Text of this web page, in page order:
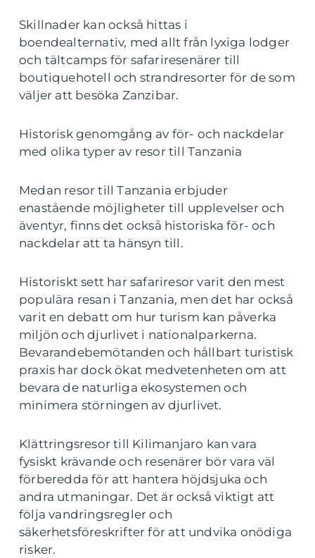
Skillnader kan också hittas i
boendealternativ, med allt från lyxiga lodger
och tältcamps för safariresenärer till
boutiquehotell och strandresorter för de som
väljer att besöka Zanzibar.
Historisk genomgång av för- och nackdelar
med olika typer av resor till Tanzania
Medan resor till Tanzania erbjuder
enastående möjligheter till upplevelser och
äventyr, finns det också historiska för- och
nackdelar att ta hänsyn till.
Historiskt sett har safariresor varit den mest
populära resan i Tanzania, men det har också
varit en debatt om hur turism kan påverka
miljön och djurlivet i nationalparkerna.
Bevarandebemötanden och hållbart turistisk
praxis har dock ökat medvetenheten om att
bevara de naturliga ekosystemen och
minimera störningen av djurlivet.
Klättringsresor till Kilimanjaro kan vara
fysiskt krävande och resenärer bör vara väl
förberedda för att hantera höjdsjuka och
andra utmaningar. Det är också viktigt att
följa vandringsregler och
säkerhetsföreskrifter för att undvika onödiga
risker.